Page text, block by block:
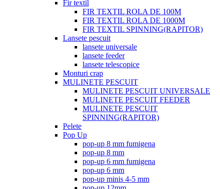
Fir textil
FIR TEXTIL ROLA DE 100M
FIR TEXTIL ROLA DE 1000M
FIR TEXTIL SPINNING(RAPITOR)
Lansete pescuit
lansete universale
lansete feeder
lansete telescopice
Monturi crap
MULINETE PESCUIT
MULINETE PESCUIT UNIVERSALE
MULINETE PESCUIT FEEDER
MULINETE PESCUIT
SPINNING(RAPITOR)
Pelete
Pop Up
pop-up 8 mm fumigena
pop-up 8 mm
pop-up 6 mm fumigena
pop-up 6 mm
pop-up minis 4-5 mm